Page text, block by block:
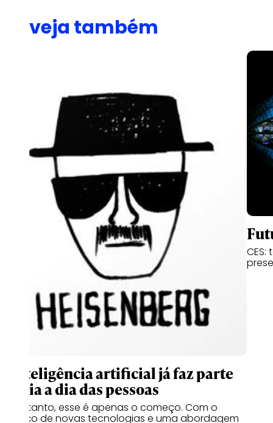
veja também
A inteligência artificial já faz parte
do dia a dia das pessoas
No entanto, esse é apenas o começo. Com o
avanço de novas tecnologias e uma abordagem